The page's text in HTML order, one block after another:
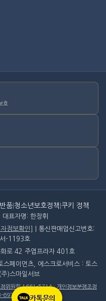
카톡문의
호
품 청소년보호정책 쿠키 정책
표자명: 한창휘
자정보확인]
| 통신판매업신고번호:
-1193호
로 42 주엽프라자 401호
스페이먼츠, 에스크로서비스 : 토스
)스마일서브
정위원회 1661-5714·개인정보분쟁조정
6972